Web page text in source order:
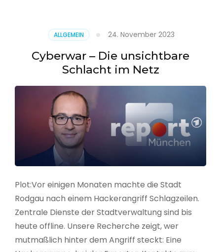
ALLGEMEIN 24. November 2023
Cyberwar – Die unsichtbare
Schlacht im Netz
Plot:Vor einigen Monaten machte die Stadt
Rodgau nach einem Hackerangriff Schlagzeilen.
Zentrale Dienste der Stadtverwaltung sind bis
heute offline. Unsere Recherche zeigt, wer
mutmaßlich hinter dem Angriff steckt: Eine